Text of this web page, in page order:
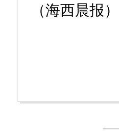
（海西晨报）